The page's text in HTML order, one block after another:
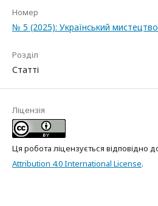
Номер
№ 5 (2025): Український
Розділ
Статті
Ліцензія
Ця робота ліцензується відповідно
Attribution 4.0 International License.